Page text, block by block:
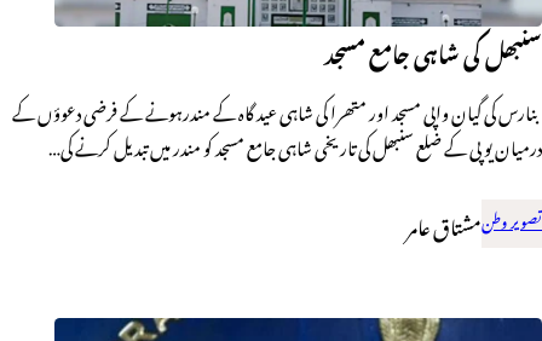
سنبھل کی شاہی جامع مسجد
بنارس کی گیان واپی مسجد اور متھرا کی شاہی عید گاہ کے مندرہونے کے فرضی دعوؤں کے
درمیان یو پی کے ضلع سنبھل کی تاریخی شاہی جامع مسجد کو مندر میں تبدیل کرنے کی…
تصویر وطنمشتاق عامر